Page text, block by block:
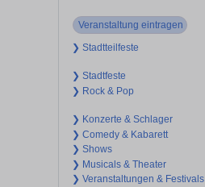
Veranstaltung eintragen
❯ Stadtteilfeste
❯ Stadtfeste
❯ Rock & Pop
❯ Konzerte & Schlager
❯ Comedy & Kabarett
❯ Shows
❯ Musicals & Theater
❯ Veranstaltungen & Festivals